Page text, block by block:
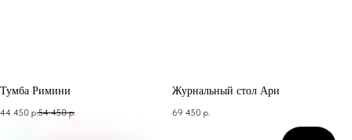
Тумба Римини
44 450 р.54 450 р.
Журнальный стол Ари
69 450 р.